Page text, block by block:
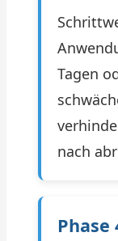
Tagen
nach